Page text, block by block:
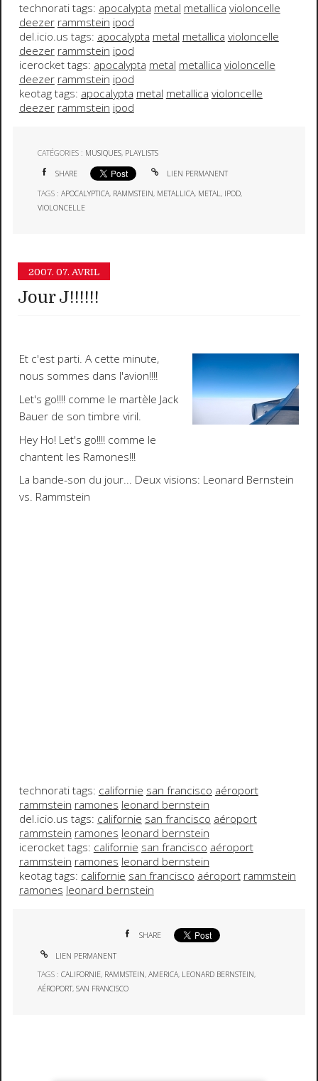
technorati tags: apocalypta metal metallica violoncelle
deezer rammstein ipod
del.icio.us tags: apocalypta metal metallica violoncelle
deezer rammstein ipod
icerocket tags: apocalypta metal metallica violoncelle
deezer rammstein ipod
keotag tags: apocalypta metal metallica violoncelle
deezer rammstein ipod
CATÉGORIES : MUSIQUES, PLAYLISTS
SHARE LIEN PERMANENT
TAGS :APOCALYPTICA, RAMMSTEIN, METALLICA, METAL, IPOD,
VIOLONCELLE
2007. 07. AVRIL
Jour J!!!!!!
Et c'est parti. A cette minute,
nous sommes dans l'avion!!!!
Let's go!!!!comme le martèle Jack
Bauerde son timbre viril.
Hey Ho! Let's go!!!!comme le
chantent les Ramones!!!
La bande-son du jour... Deux visions: Leonard Bernstein
vs. Rammstein
technorati tags: californie san francisco aéroport
rammstein ramones leonard bernstein
del.icio.us tags: californie san francisco aéroport
rammstein ramones leonard bernstein
icerocket tags: californie san francisco aéroport
rammstein ramones leonard bernstein
keotag tags: californie san francisco aéroport rammstein
ramones leonard bernstein
SHARE
LIEN PERMANENT
TAGS :CALIFORNIE, RAMMSTEIN,AMERICA, LEONARD BERNSTEIN,
AÉROPORT,SAN FRANCISCO